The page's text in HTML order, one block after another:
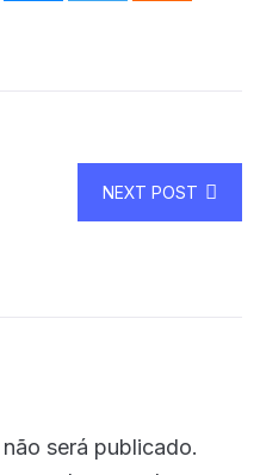
NEXT POST
será publicado.